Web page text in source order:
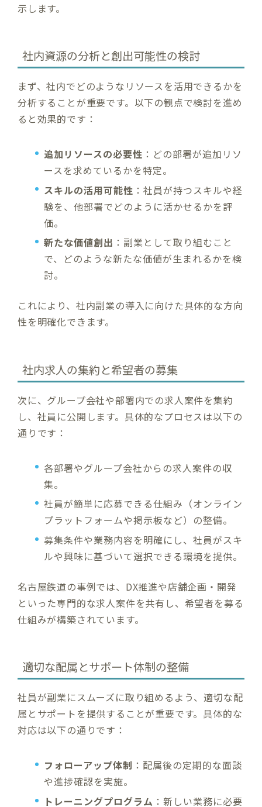
示します。
社内資源の分析と創出可能性の検討
まず、社内でどのようなリソースを活用できるかを
分析することが重要です。以下の観点で検討を進め
ると効果的です：
追加リソースの必要性 ：どの部署が追加リソ
ースを求めているかを特定。
スキルの活用可能性 ：社員が持つスキルや経
験を、他部署でどのように活かせるかを評
価。
新たな価値創出 ：副業として取り組むこと
で、どのような新たな価値が生まれるかを検
討。
これにより、社内副業の導入に向けた具体的な方向
性を明確化できます。
社内求人の集約と希望者の募集
次に、グループ会社や部署内での求人案件を集約
し、社員に公開します。具体的なプロセスは以下の
通りです：
各部署やグループ会社からの求人案件の収
集。
社員が簡単に応募できる仕組み（オンライン
プラットフォームや掲示板など）の整備。
募集条件や業務内容を明確にし、社員がスキ
ルや興味に基づいて選択できる環境を提供。
名古屋鉄道の事例では、DX推進や店舗企画・開発
といった専門的な求人案件を共有し、希望者を募る
仕組みが構築されています。
適切な配属とサポート体制の整備
社員が副業にスムーズに取り組めるよう、適切な配
属とサポートを提供することが重要です。具体的な
対応は以下の通りです：
フォローアップ体制 ：配属後の定期的な面談
や進捗確認を実施。
トレーニングプログラム ：新しい業務に必要